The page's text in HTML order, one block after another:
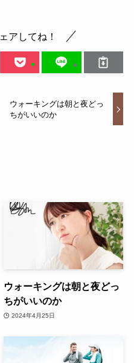
アしてね！
ウォーキングは朝と夜どっ
ちがいいのか
ウォーキングは朝と夜どっ
ちがいいのか
2024年4月25日